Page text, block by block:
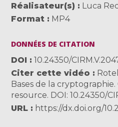
Réalisateur(s)
Luca
Format
MP4
DONNÉES DE CITATION
DOI
10.24350/
Citer cette vidéo
Bases de la cryptographie.
resource. DOI: 10.24350/
URL
https://dx.doi.org/